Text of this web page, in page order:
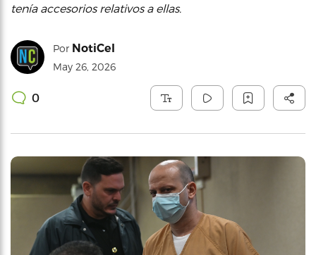
tenía accesorios relativos a ellas.
Por NotiCel
May 26, 2026
0